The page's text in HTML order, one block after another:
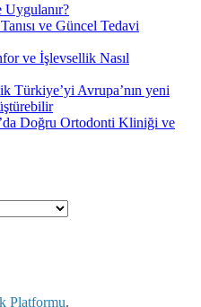
ve Güncel Tedavi
ve İşlevsellik Nasıl
Türkiye’yi Avrupa’nın yeni
Doğru Ortodonti Kliniği ve
Platformu.